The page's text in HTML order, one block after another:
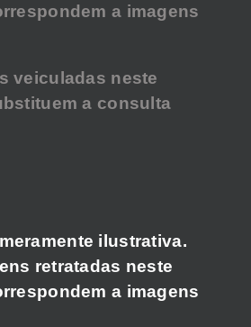
a imagens
veiculadas neste
a consulta
ilustrativa.
retratadas neste
a imagens